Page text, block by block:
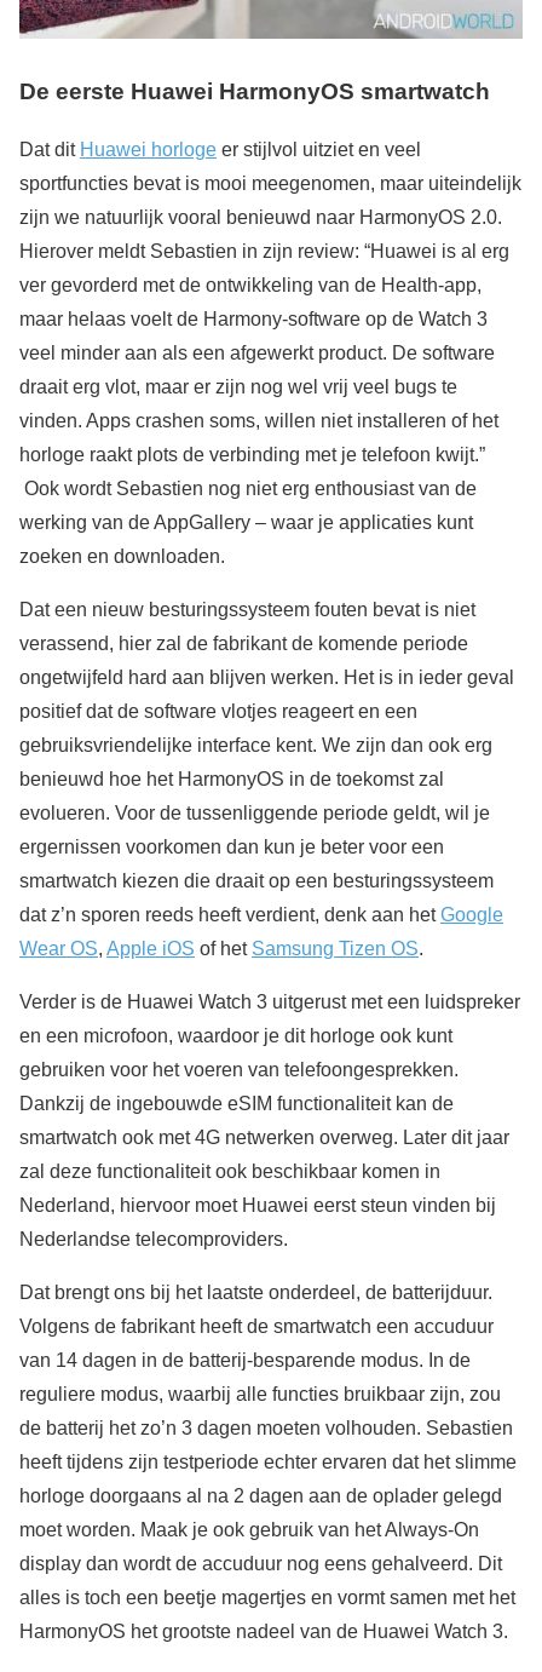
De eerste Huawei HarmonyOS smartwatch
Dat dit Huawei horloge er stijlvol uitziet en veel
sportfuncties bevat is mooi meegenomen, maar uiteindelijk
zijn we natuurlijk vooral benieuwd naar HarmonyOS 2.0.
Hierover meldt Sebastien in zijn review: “Huawei is al erg
ver gevorderd met de ontwikkeling van de Health-app,
maar helaas voelt de Harmony-software op de Watch 3
veel minder aan als een afgewerkt product. De software
draait erg vlot, maar er zijn nog wel vrij veel bugs te
vinden. Apps crashen soms, willen niet installeren of het
horloge raakt plots de verbinding met je telefoon kwijt.”
Ook wordt Sebastien nog niet erg enthousiast van de
werking van de AppGallery – waar je applicaties kunt
zoeken en downloaden.
Dat een nieuw besturingssysteem fouten bevat is niet
verassend, hier zal de fabrikant de komende periode
ongetwijfeld hard aan blijven werken. Het is in ieder geval
positief dat de software vlotjes reageert en een
gebruiksvriendelijke interface kent. We zijn dan ook erg
benieuwd hoe het HarmonyOS in de toekomst zal
evolueren. Voor de tussenliggende periode geldt, wil je
ergernissen voorkomen dan kun je beter voor een
smartwatch kiezen die draait op een besturingssysteem
dat z’n sporen reeds heeft verdient, denk aan hetGoogle
Wear OS, Apple iOS of het Samsung Tizen OS.
Verder is de Huawei Watch 3 uitgerust met een luidspreker
en een microfoon, waardoor je dit horloge ook kunt
gebruiken voor het voeren van telefoongesprekken.
Dankzij de ingebouwde eSIM functionaliteit kan de
smartwatch ook met 4G netwerken overweg. Later dit jaar
zal deze functionaliteit ook beschikbaar komen in
Nederland, hiervoor moet Huawei eerst steun vinden bij
Nederlandse telecomproviders.
Dat brengt ons bij het laatste onderdeel, de batterijduur.
Volgens de fabrikant heeft de smartwatch een accuduur
van 14 dagen in de batterij-besparende modus. In de
reguliere modus, waarbij alle functies bruikbaar zijn, zou
de batterij het zo’n 3 dagen moeten volhouden. Sebastien
heeft tijdens zijn testperiode echter ervaren dat het slimme
horloge doorgaans al na 2 dagen aan de oplader gelegd
moet worden. Maak je ook gebruik van het Always-On
display dan wordt de accuduur nog eens gehalveerd. Dit
alles is toch een beetje magertjes en vormt samen met het
HarmonyOS het grootste nadeel van de Huawei Watch 3.